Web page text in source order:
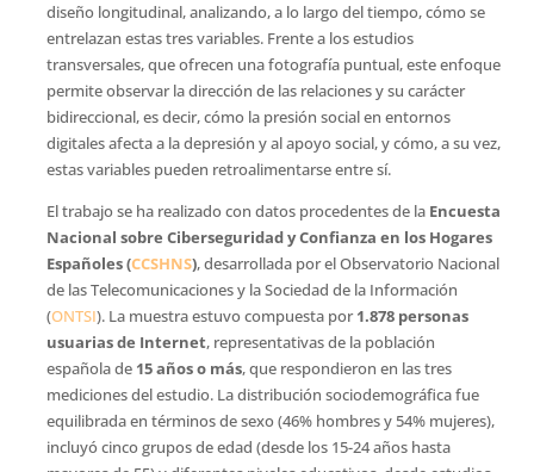
diseño longitudinal, analizando, a lo largo del tiempo, cómo se
entrelazan estas tres variables. Frente a los estudios
transversales, que ofrecen una fotografía puntual, este enfoque
permite observar la dirección de las relaciones y su carácter
bidireccional, es decir, cómo la presión social en entornos
digitales afecta a la depresión y al apoyo social, y cómo, a su vez,
estas variables pueden retroalimentarse entre sí.
El trabajo se ha realizado con datos procedentes de la Encuesta
Nacional sobre Ciberseguridad y Confianza en los Hogares
Españoles (CCSHNS), desarrollada por el Observatorio Nacional
de las Telecomunicaciones y la Sociedad de la Información
(ONTSI). La muestra estuvo compuesta por1.878 personas
usuarias de Internet, representativas de la población
española de 15 años o más, que respondieron en las tres
mediciones del estudio. La distribución sociodemográfica fue
equilibrada en términos de sexo (46% hombres y 54% mujeres),
incluyó cinco grupos de edad (desde los 15-24 años hasta